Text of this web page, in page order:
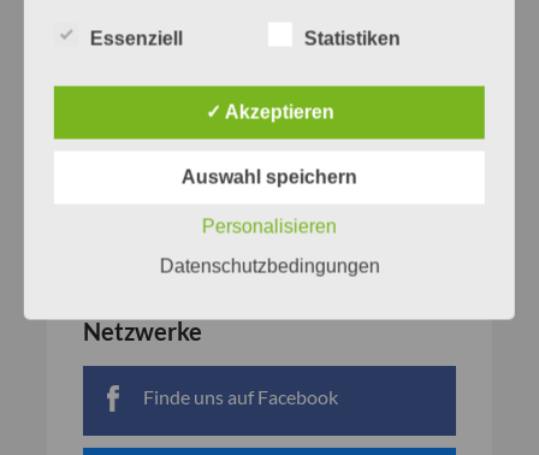
Netzwerke
Finde uns auf Facebook
Essenziell Statistiken
✓ Akzeptieren
Auswahl speichern
Personalisieren
Datenschutzbedingungen